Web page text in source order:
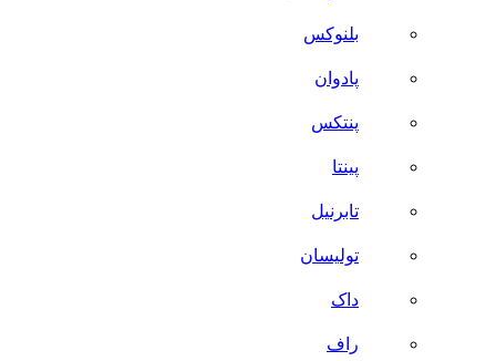
بلنوکس
پادوان
پنتکس
پینتا
تابرنیل
تولیسان
داک
راف